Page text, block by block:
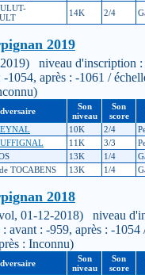
14K 2/4
2019
niveau d'inscription :
1054, après : -1061 /
Son
niveau
Son
score
10K 2/4
11K 3/3
13K 1/4
TOCABENS 13K 1/4
2018
01-12-2018) niveau
avant : -959, après : -1054
: Inconnu)
Son
niveau
Son
score